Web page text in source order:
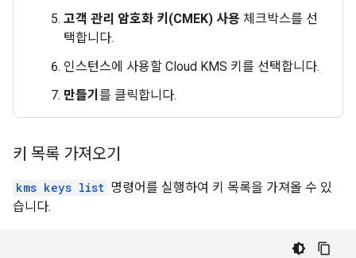
고객 관리 암호화 키(CMEK) 사용 체크박스를 선
택합니다.
인스턴스에 사용할 Cloud KMS 키를 선택합니다.
만들기 를 클릭합니다.
키 목록 가져오기
kms keys list 명령어를 실행하여 키 목록을 가져올 수 있
습니다.